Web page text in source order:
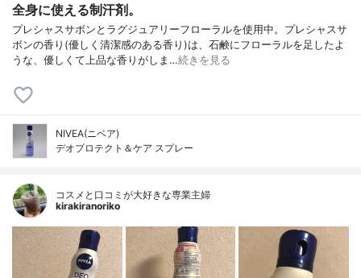
全身に使える制汗剤。
プレシャスサボンとラグジュアリーフローラルを使用中。プレシャスサ
ボンの香り(優しく清潔感のある香り)は、石鹸にフローラルを足したよ
うな、優しくて上品な香りがしま…続きを見る
NIVEA(ニベア)
デオプロテクト＆ケア スプレー
コスメと口コミが大好きな専業主婦
kirakiranoriko